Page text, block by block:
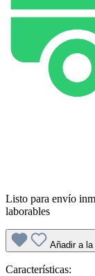
Listo para envío
laborables
Añadir a
Características: